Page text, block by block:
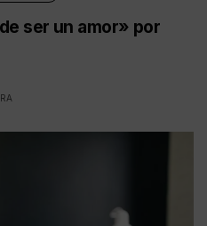
ser un amor» por